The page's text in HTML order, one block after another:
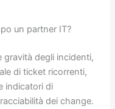
un partner IT?
gravità degli incidenti,
di ticket ricorrenti,
indicatori di
dei change.